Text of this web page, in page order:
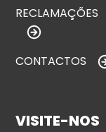
RECLAMAÇÕES
CONTACTOS
VISITE-NOS